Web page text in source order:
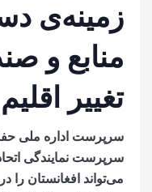
زمینه‌ی
منابع و
تغییر
سرپرست اداره ملی
سرپرست نمایندگی
می‌تواند افغانستان را